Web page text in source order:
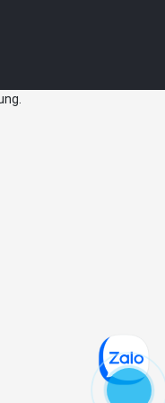
sản phẩm cũng có
quay video 4K (camera
sẽ giúp người dùng có
rộng hơn. Thêm